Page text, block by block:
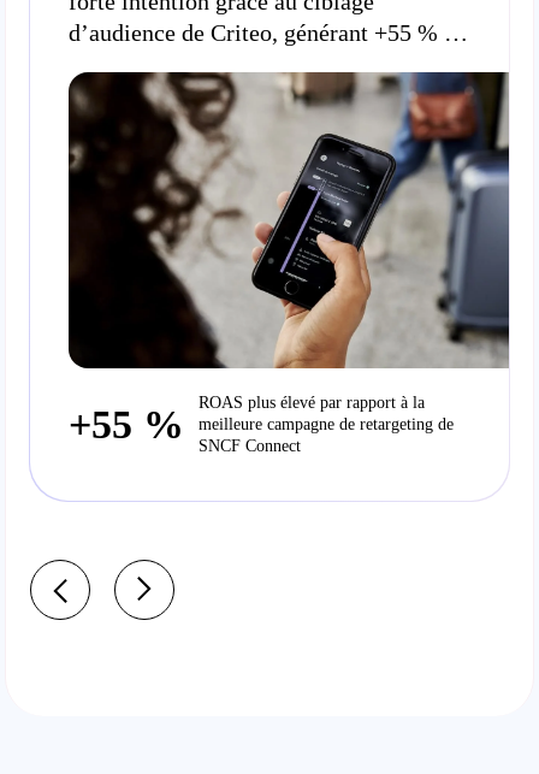
d’audience de Criteo, générant +55 % de
+55 %
ROAS plus élevé par rapport à la
meilleure campagne de retargeting de
SNCF Connect